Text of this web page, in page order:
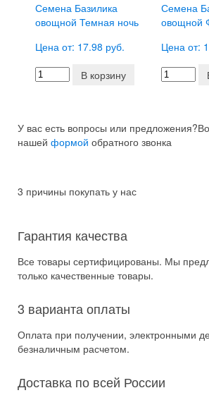
Семена Базилика
овощной Темная ночь
Цена от: 17.98 руб.
В корзину
Семена
овощной
Цена от:
У вас есть вопросы или предложения?
нашей формой обратного звонка
3 причины покупать у нас
Гарантия качества
Все товары сертифицированы. Мы
только качественные товары.
3 варианта оплаты
Оплата при получении, электронными
безналичным расчетом.
Доставка по всей России